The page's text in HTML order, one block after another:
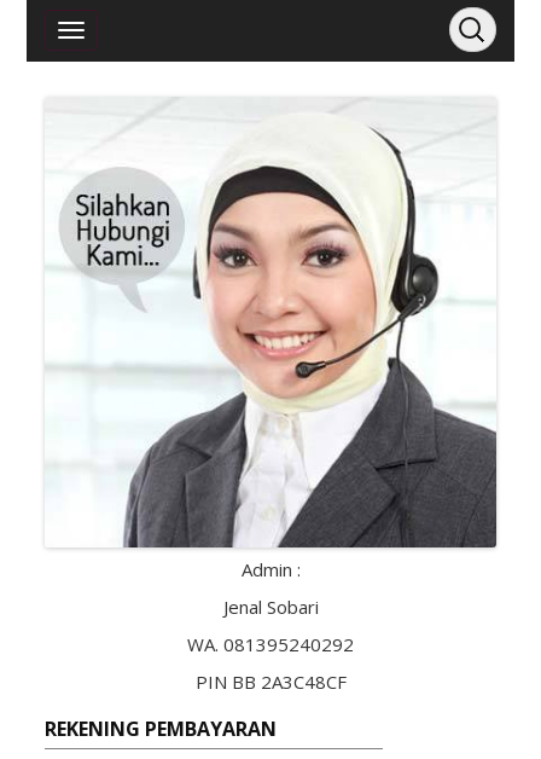
Admin :
Jenal Sobari
WA. 081395240292
PIN BB 2A3C48CF
REKENING PEMBAYARAN